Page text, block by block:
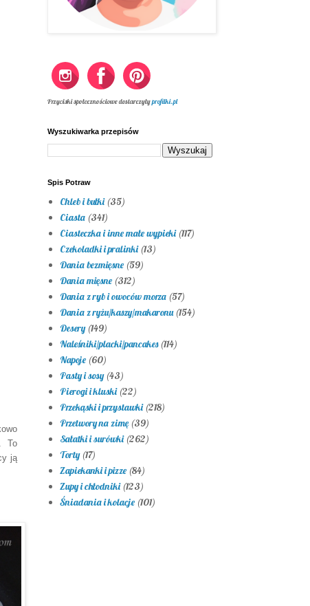
To
ją
Przyciski społecznościowe dostarczyłyprofilki.pl
Wyszukiwarka przepisów
Spis Potraw
Chleb i bułki (35)
Ciasta (341)
Ciasteczka i inne małe wypieki (117)
Czekoladki i pralinki (13)
Dania bezmięsne (59)
Dania mięsne (312)
Dania z ryb i owoców morza (57)
Dania z ryżu/kaszy/makaronu (154)
Desery (149)
Naleśniki/placki/pancakes (114)
Napoje (60)
Pasty i sosy (43)
Pierogi i kluski (22)
Przekąski i przystawki (218)
Przetwory na zimę (39)
Sałatki i surówki (262)
Torty (17)
Zapiekanki i pizze (84)
Zupy i chłodniki (123)
Śniadania i kolacje (101)